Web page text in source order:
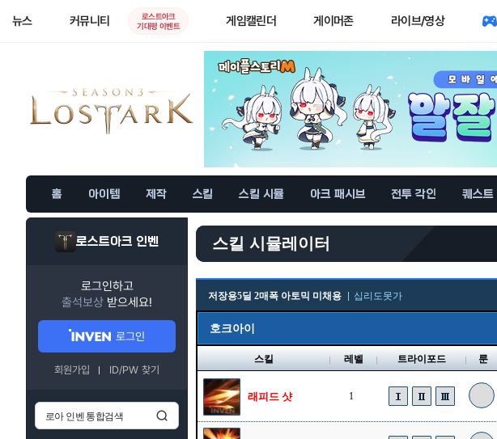
뉴스 커뮤니티
로스트아크
기대평 이벤트
게임캘린더 게이머존 라이브/영상
홈 아이템 제작 스킬 스킬 시뮬 아크 패시브 전투 각인 퀘스트
로스트아크 인벤
로그인하고
출석보상 받으세요!
로그인
회원가입 ID/PW 찾기
스킬 시뮬레이터
저장용5딜 2매폭 아토믹 미채용 십리도못가
호크아이
스킬 레벨 트라이포드 룬
래피드 샷 1